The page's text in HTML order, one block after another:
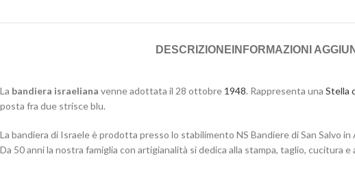
DESCRIZIONE INFORMAZIONI
La bandiera israeliana venne adottata il 28 ottobre 1948. Rappresenta una Stella
posta fra due strisce blu.
La bandiera di Israele è prodotta presso lo stabilimento NS Bandiere di San Salvo in
Da 50 anni la nostra famiglia con artigianalità si dedica alla stampa, taglio, cucitura